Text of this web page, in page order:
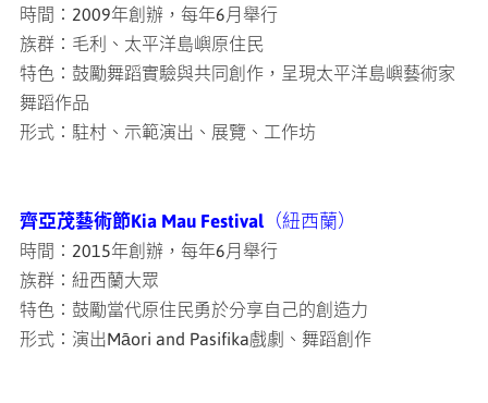
時間：2009年創辦，每年6月舉行
族群：毛利、太平洋島嶼原住民
特色：鼓勵舞蹈實驗與共同創作，呈現太平洋島嶼藝術家
舞蹈作品
形式：駐村、示範演出、展覽、工作坊
齊亞茂藝術節Kia Mau Festival（紐西蘭）
時間：2015年創辦，每年6月舉行
族群：紐西蘭大眾
特色：鼓勵當代原住民勇於分享自己的創造力
形式：演出Māori and Pasifika戲劇、舞蹈創作